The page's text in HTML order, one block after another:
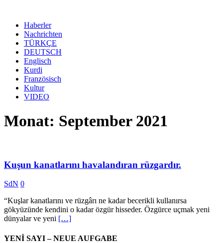
Haberler
Nachrichten
TÜRKÇE
DEUTSCH
Englisch
Kurdi
Französisch
Kultur
VIDEO
Monat: September 2021
Kuşun kanatlarını havalandıran rüzgardır.
SdN 0
“Kuşlar kanatlarını ve rüzgârı ne kadar becerikli kullanırsa
gökyüzünde kendini o kadar özgür hisseder. Özgürce uçmak yeni
dünyalar ve yeni […]
YENİ SAYI – NEUE AUFGABE